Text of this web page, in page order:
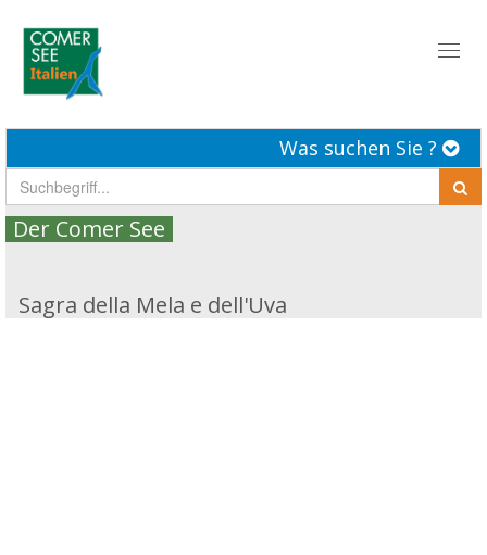
Was suchen Sie ?
Der Comer See
Sagra della Mela e dell'Uva